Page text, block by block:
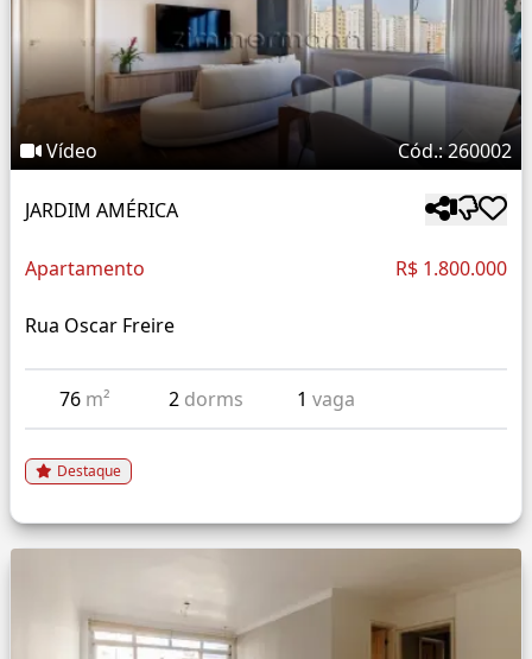
Vídeo Cód.: 260002
JARDIM AMÉRICA
Apartamento R$ 1.800.000
Rua Oscar Freire
76 m² 2 dorms 1vaga
Destaque